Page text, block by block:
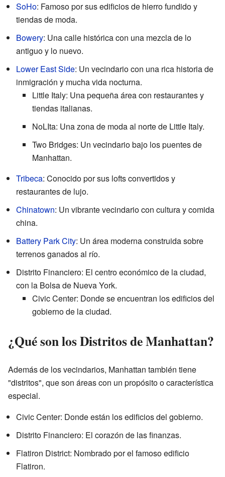
SoHo: Famoso por sus edificios de hierro fundido y
tiendas de moda.
Bowery: Una calle histórica con una mezcla de lo
antiguo y lo nuevo.
Lower East Side: Un vecindario con una rica historia de
inmigración y mucha vida nocturna.
Little Italy: Una pequeña área con restaurantes y
tiendas italianas.
NoLIta: Una zona de moda al norte de Little Italy.
Two Bridges: Un vecindario bajo los puentes de
Manhattan.
Tribeca: Conocido por sus lofts convertidos y
restaurantes de lujo.
Chinatown: Un vibrante vecindario con cultura y comida
china.
Battery Park City: Un área moderna construida sobre
terrenos ganados al río.
Distrito Financiero: El centro económico de la ciudad,
con la Bolsa de Nueva York.
Civic Center: Donde se encuentran los edificios del
gobierno de la ciudad.
¿Qué son los Distritos de Manhattan?
Además de los vecindarios, Manhattan también tiene
"distritos", que son áreas con un propósito o característica
especial.
Civic Center: Donde están los edificios del gobierno.
Distrito Financiero: El corazón de las finanzas.
Flatiron District: Nombrado por el famoso edificio
Flatiron.